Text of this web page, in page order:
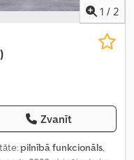
1 / 2
Zvanīt
pilnībā funkcionāls,